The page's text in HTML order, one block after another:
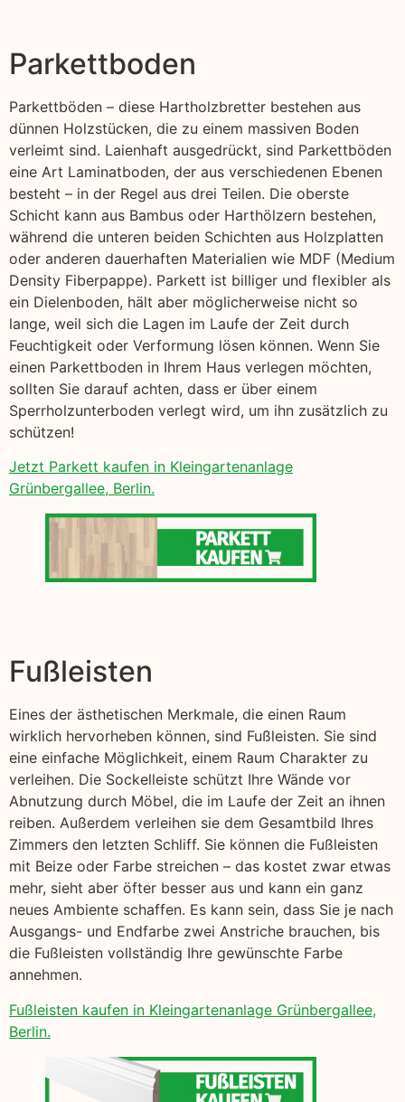
Parkettboden
Parkettböden – diese Hartholzbretter bestehen aus
dünnen Holzstücken, die zu einem massiven Boden
verleimt sind. Laienhaft ausgedrückt, sind Parkettböden
eine Art Laminatboden, der aus verschiedenen Ebenen
besteht – in der Regel aus drei Teilen. Die oberste
Schicht kann aus Bambus oder Harthölzern bestehen,
während die unteren beiden Schichten aus Holzplatten
oder anderen dauerhaften Materialien wie MDF (Medium
Density Fiberpappe). Parkett ist billiger und flexibler als
ein Dielenboden, hält aber möglicherweise nicht so
lange, weil sich die Lagen im Laufe der Zeit durch
Feuchtigkeit oder Verformung lösen können. Wenn Sie
einen Parkettboden in Ihrem Haus verlegen möchten,
sollten Sie darauf achten, dass er über einem
Sperrholzunterboden verlegt wird, um ihn zusätzlich zu
schützen!
Jetzt Parkett kaufen in Kleingartenanlage
Grünbergallee, Berlin.
Fußleisten
Eines der ästhetischen Merkmale, die einen Raum
wirklich hervorheben können, sind Fußleisten. Sie sind
eine einfache Möglichkeit, einem Raum Charakter zu
verleihen. Die Sockelleiste schützt Ihre Wände vor
Abnutzung durch Möbel, die im Laufe der Zeit an ihnen
reiben. Außerdem verleihen sie dem Gesamtbild Ihres
Zimmers den letzten Schliff. Sie können die Fußleisten
mit Beize oder Farbe streichen – das kostet zwar etwas
mehr, sieht aber öfter besser aus und kann ein ganz
neues Ambiente schaffen. Es kann sein, dass Sie je nach
Ausgangs- und Endfarbe zwei Anstriche brauchen, bis
die Fußleisten vollständig Ihre gewünschte Farbe
annehmen.
Fußleisten kaufen in Kleingartenanlage Grünbergallee,
Berlin.